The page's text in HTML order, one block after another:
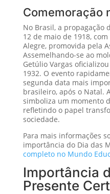
Comemoração
No Brasil, a propagação
12 de maio de 1918,
Alegre, promovida pela
Assemelhando-se ao
Getúlio Vargas
1932. O evento
segunda data mais
brasileiro, após o Natal.
simboliza um momento
refletindo o papel
sociedade.
Para mais informações
importância do Dia das
completo no Mundo
Importância
Presente